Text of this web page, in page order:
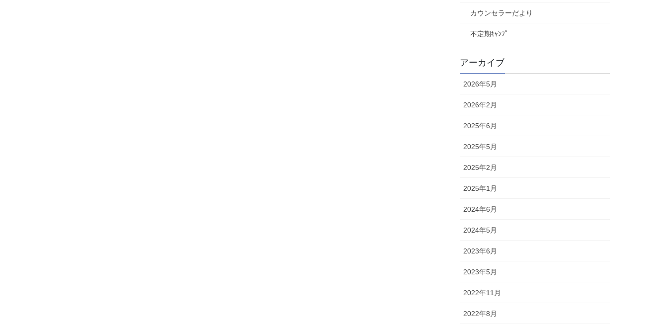
カウンセラーだより
不定期ｷｬﾝﾌﾟ
アーカイブ
2026年5月
2026年2月
2025年6月
2025年5月
2025年2月
2025年1月
2024年6月
2024年5月
2023年6月
2023年5月
2022年11月
2022年8月